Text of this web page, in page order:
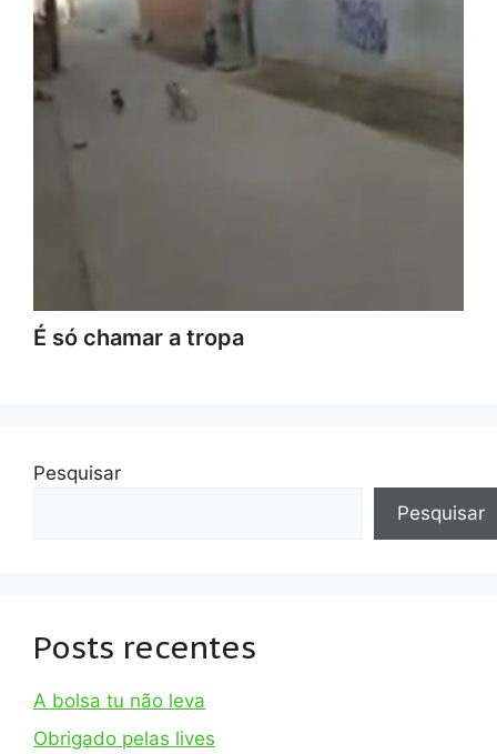
É só chamar a tropa
Pesquisar
Pesquisar
Posts recentes
A bolsa tu não leva
Obrigado pelas lives